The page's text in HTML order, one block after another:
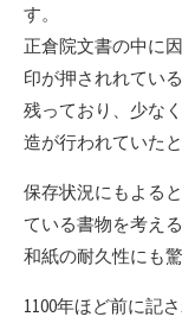
す。
正倉院文書の中に
印が押されれてい
残っており、少な
造が行われていたと
保存状況にもよる
ている書物を考え
和紙の耐久性にも驚
1100年ほど前に記